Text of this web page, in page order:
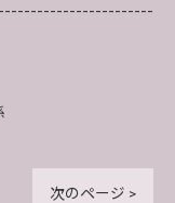
次のページ >